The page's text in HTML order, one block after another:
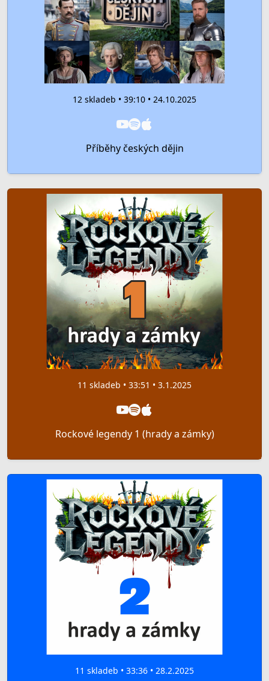
12 skladeb • 39:10 • 24.10.2025
Příběhy českých dějin
11 skladeb • 33:51 • 3.1.2025
Rockové legendy 1 (hrady a zámky)
11 skladeb • 33:36 • 28.2.2025